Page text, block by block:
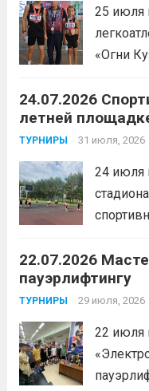
25 июля
«Огни
приняли
24.07.2026
летней
ТУРНИРЫ 31 июля, 2026
24 июля
22.07.2026
пауэрлифтингу
ТУРНИРЫ 29 июля, 2026
22 июля